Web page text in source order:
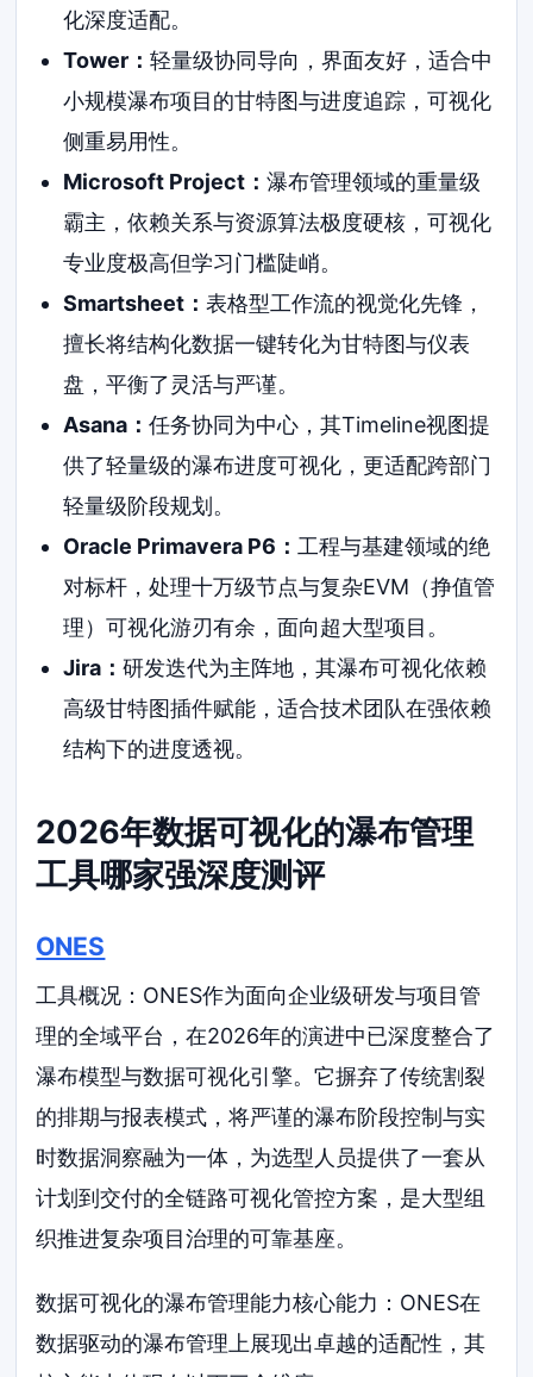
化深度适配。
Tower： 轻量级协同导向，界面友好，适合中
小规模瀑布项目的甘特图与进度追踪，可视化
侧重易用性。
Microsoft Project： 瀑布管理领域的重量级
霸主，依赖关系与资源算法极度硬核，可视化
专业度极高但学习门槛陡峭。
Smartsheet： 表格型工作流的视觉化先锋，
擅长将结构化数据一键转化为甘特图与仪表
盘，平衡了灵活与严谨。
Asana： 任务协同为中心，其Timeline视图提
供了轻量级的瀑布进度可视化，更适配跨部门
轻量级阶段规划。
Oracle Primavera P6： 工程与基建领域的绝
对标杆，处理十万级节点与复杂EVM（挣值管
理）可视化游刃有余，面向超大型项目。
Jira： 研发迭代为主阵地，其瀑布可视化依赖
高级甘特图插件赋能，适合技术团队在强依赖
结构下的进度透视。
2026年数据可视化的瀑布管理
工具哪家强深度测评
ONES
工具概况：ONES作为面向企业级研发与项目管
理的全域平台，在2026年的演进中已深度整合了
瀑布模型与数据可视化引擎。它摒弃了传统割裂
的排期与报表模式，将严谨的瀑布阶段控制与实
时数据洞察融为一体，为选型人员提供了一套从
计划到交付的全链路可视化管控方案，是大型组
织推进复杂项目治理的可靠基座。
数据可视化的瀑布管理能力核心能力：ONES在
数据驱动的瀑布管理上展现出卓越的适配性，其